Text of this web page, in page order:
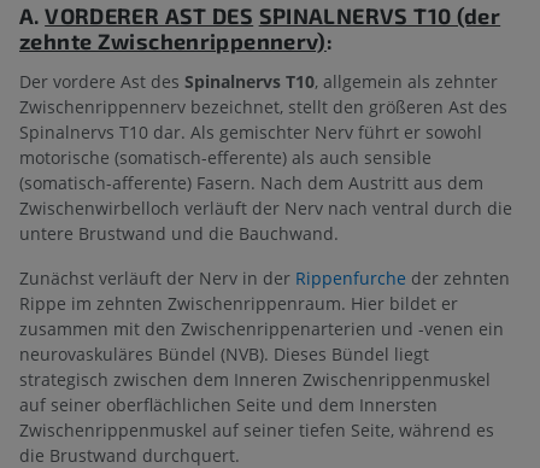
A.VORDERER AST DES SPINALNERVS T10 (der
zehnte Zwischenrippennerv):
Der vordere Ast des Spinalnervs T10, allgemein als zehnter
Zwischenrippennerv bezeichnet, stellt den größeren Ast des
Spinalnervs T10 dar. Als gemischter Nerv führt er sowohl
motorische (somatisch-efferente) als auch sensible
(somatisch-afferente) Fasern. Nach dem Austritt aus dem
Zwischenwirbelloch verläuft der Nerv nach ventral durch die
untere Brustwand und die Bauchwand.
Zunächst verläuft der Nerv in der Rippenfurche der zehnten
Rippe im zehnten Zwischenrippenraum. Hier bildet er
zusammen mit den Zwischenrippenarterien und -venen ein
neurovaskuläres Bündel (NVB). Dieses Bündel liegt
strategisch zwischen dem Inneren Zwischenrippenmuskel
auf seiner oberflächlichen Seite und dem Innersten
Zwischenrippenmuskel auf seiner tiefen Seite, während es
die Brustwand durchquert.